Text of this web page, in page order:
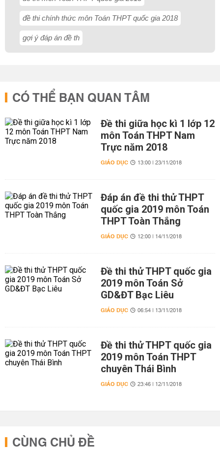
đề thi chính thức môn Toán THPT quốc gia 2018
gợi ý đáp án đề th
CÓ THỂ BẠN QUAN TÂM
Đề thi giữa học kì 1 lớp 12
môn Toán THPT Nam
Trực năm 2018
GIÁO DỤC 13:00 | 23/11/2018
Đáp án đề thi thử THPT
quốc gia 2019 môn Toán
THPT Toàn Thắng
GIÁO DỤC 12:00 | 14/11/2018
Đề thi thử THPT quốc gia
2019 môn Toán Sở
GD&ĐT Bạc Liêu
GIÁO DỤC 06:54 | 13/11/2018
Đề thi thử THPT quốc gia
2019 môn Toán THPT
chuyên Thái Bình
GIÁO DỤC 23:46 | 12/11/2018
CÙNG CHỦ ĐỀ